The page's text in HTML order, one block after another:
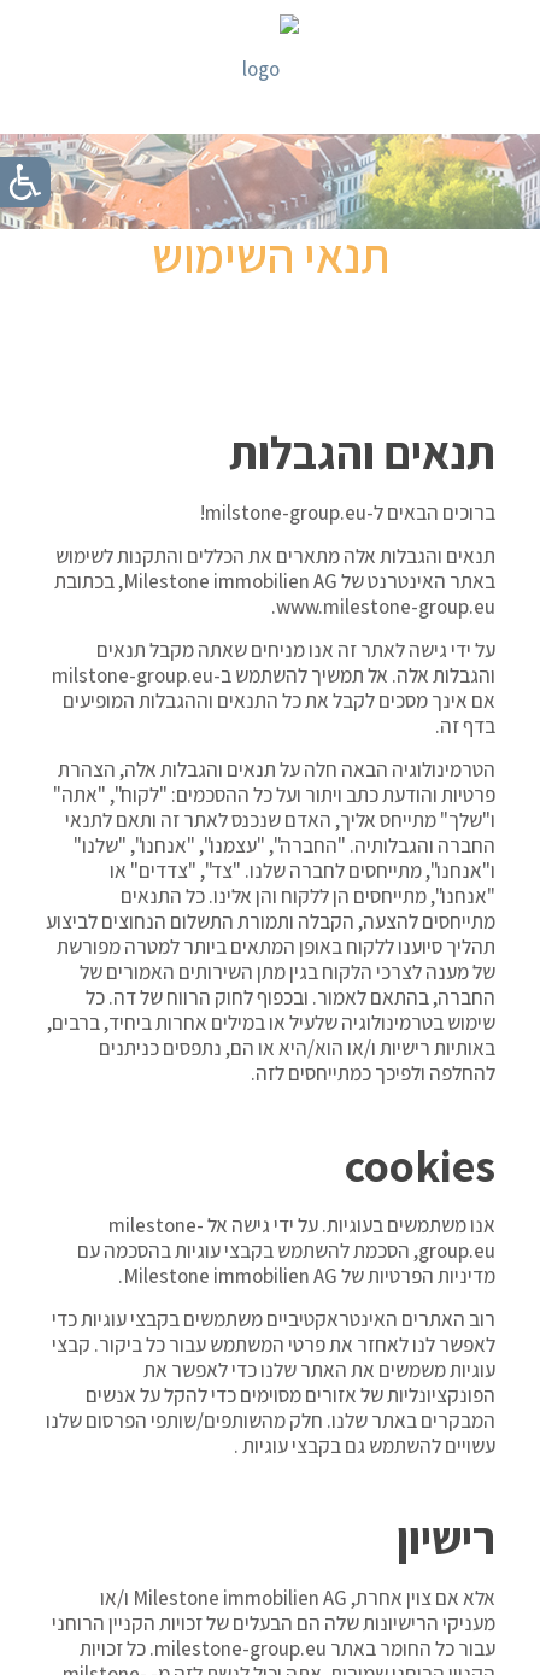
תנאי השימוש
תנאים והגבלות
ברוכים הבאים ל-milstone-group.eu!
תנאים והגבלות אלה מתארים את הכללים והתקנות לשימוש
באתר האינטרנט של Milestone immobilien AG, בכתובת
www.milestone-group.eu.
על ידי גישה לאתר זה אנו מניחים שאתה מקבל תנאים
והגבלות אלה. אל תמשיך להשתמש ב-milstone-group.eu
אם אינך מסכים לקבל את כל התנאים וההגבלות המופיעים
בדף זה.
הטרמינולוגיה הבאה חלה על תנאים והגבלות אלה, הצהרת
פרטיות והודעת כתב ויתור ועל כל ההסכמים: "לקוח", "אתה"
ו"שלך" מתייחס אליך, האדם שנכנס לאתר זה ותאם לתנאי
החברה והגבלותיה. "החברה", "עצמנו", "אנחנו", "שלנו"
ו"אנחנו", מתייחסים לחברה שלנו. "צד", "צדדים" או
"אנחנו", מתייחסים הן ללקוח והן אלינו. כל התנאים
מתייחסים להצעה, הקבלה ותמורת התשלום הנחוצים לביצוע
תהליך סיוענו ללקוח באופן המתאים ביותר למטרה מפורשת
של מענה לצרכי הלקוח בגין מתן השירותים האמורים של
החברה, בהתאם לאמור. ובכפוף לחוק הרווח של דה. כל
שימוש בטרמינולוגיה שלעיל או במילים אחרות ביחיד, ברבים,
באותיות רישיות ו/או הוא/היא או הם, נתפסים כניתנים
להחלפה ולפיכך כמתייחסים לזה.
cookies
אנו משתמשים בעוגיות. על ידי גישה אל milestone-
group.eu, הסכמת להשתמש בקבצי עוגיות בהסכמה עם
מדיניות הפרטיות של Milestone immobilien AG.
רוב האתרים האינטראקטיביים משתמשים בקבצי עוגיות כדי
לאפשר לנו לאחזר את פרטי המשתמש עבור כל ביקור. קבצי
עוגיות משמשים את האתר שלנו כדי לאפשר את
הפונקציונליות של אזורים מסוימים כדי להקל על אנשים
המבקרים באתר שלנו. חלק מהשותפים/שותפי הפרסום שלנו
עשויים להשתמש גם בקבצי עוגיות .
רישיון
אלא אם צוין אחרת, Milestone immobilien AG ו/או
מעניקי הרישיונות שלה הם הבעלים של זכויות הקניין הרוחני
עבור כל החומר באתר milestone-group.eu. כל זכויות